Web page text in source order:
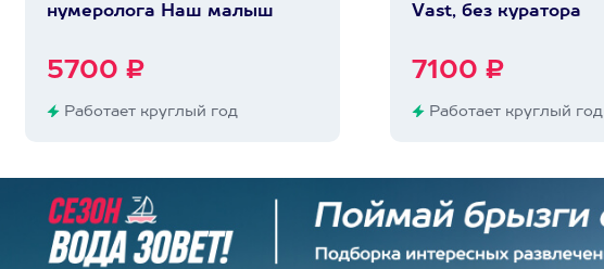
нумеролога Наш малыш
5700 ₽
Работает круглый год
Vast, без куратора
7100 ₽
Работает круглый год